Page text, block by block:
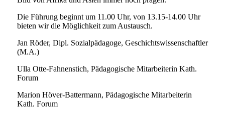
Die Führung beginnt um 11.00 Uhr, von 13.15-14.00 Uhr
bieten wir die Möglichkeit zum Austausch.
Jan Röder, Dipl. Sozialpädagoge, Geschichtswissenschaftler
(M.A.)
Ulla Otte-Fahnenstich, Pädagogische Mitarbeiterin Kath.
Forum
Marion Höver-Battermann, Pädagogische Mitarbeiterin
Kath. Forum